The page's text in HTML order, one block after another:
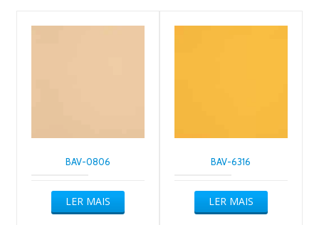
BAV-0806
LER MAIS
BAV-6316
LER MAIS